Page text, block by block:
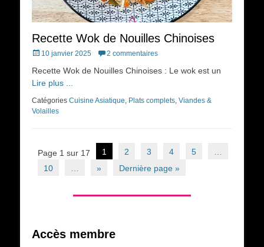
Recette Wok de Nouilles Chinoises
Posted
10 janvier 2025 2 commentaires
Recette Wok de Nouilles Chinoises : Le wok est un
Lire plus ...
Catégories Cuisine Asiatique, Plats complets, Viandes &
Volailles
Navigation
articles
Page 1 sur 17 1 2 3 4 5
…
10
… » Dernière page »
Accès membre